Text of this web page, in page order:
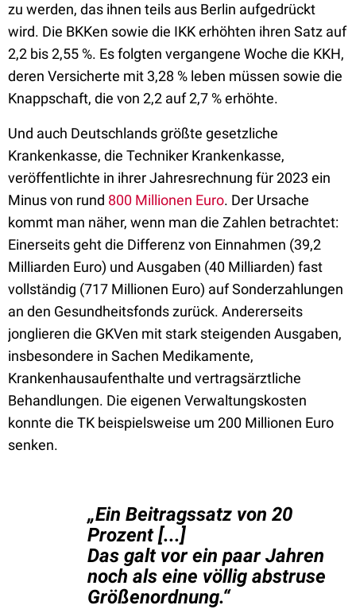
zu werden, das ihnen teils aus Berlin aufgedrückt
wird. Die BKKen sowie die IKK erhöhten ihren Satz auf
2,2 bis 2,55 %. Es folgten vergangene Woche die KKH,
deren Versicherte mit 3,28 % leben müssen sowie die
Knappschaft, die von 2,2 auf 2,7 % erhöhte.
Und auch Deutschlands größte gesetzliche
Krankenkasse, die Techniker Krankenkasse,
veröffentlichte in ihrer Jahresrechnung für 2023 ein
Minus von rund 800 Millionen Euro. Der Ursache
kommt man näher, wenn man die Zahlen betrachtet:
Einerseits geht die Differenz von Einnahmen (39,2
Milliarden Euro) und Ausgaben (40 Milliarden) fast
vollständig (717 Millionen Euro) auf Sonderzahlungen
an den Gesundheitsfonds zurück. Andererseits
jonglieren die GKVen mit stark steigenden Ausgaben,
insbesondere in Sachen Medikamente,
Krankenhausaufenthalte und vertragsärztliche
Behandlungen. Die eigenen Verwaltungskosten
konnte die TK beispielsweise um 200 Millionen Euro
senken.
„Ein Beitragssatz von 20
Prozent [...]
Das galt vor ein paar Jahren
noch als eine völlig abstruse
Größenordnung.“